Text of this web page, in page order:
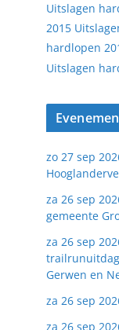
Uitslagen
2015
hardlopen
Uitslagen
zo 27 sep
za 26 sep
gemeente
za 26 sep
Gerwen en
za 26 sep
za 26 sep